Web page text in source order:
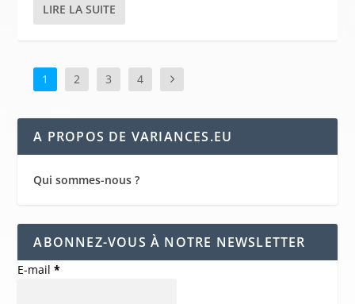
LIRE LA SUITE
1 2 3 4
A PROPOS DE VARIANCES.EU
Qui sommes-nous ?
ABONNEZ-VOUS À NOTRE NEWSLETTER
E-mail*